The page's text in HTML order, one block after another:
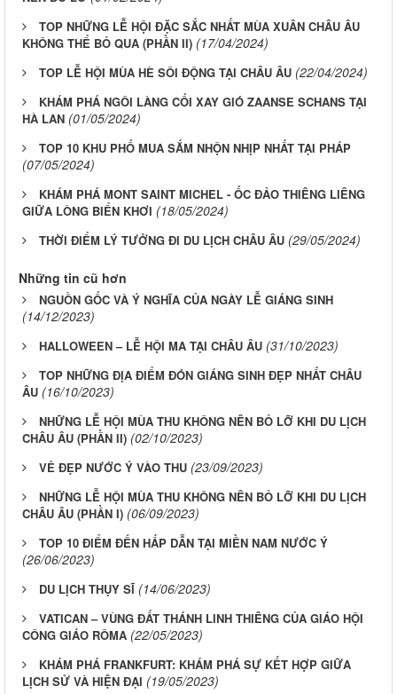
TOP NHỮNG LỄ HỘI ĐẶC SẮC NHẤT MÙA XUÂN CHÂU ÂU
KHÔNG THỂ BỎ QUA (PHẦN II) (17/04/2024)
TOP LỄ HỘI MÙA HÈ SÔI ĐỘNG TẠI CHÂU ÂU (22/04/2024)
KHÁM PHÁ NGÔI LÀNG CỐI XAY GIÓ ZAANSE SCHANS TẠI
HÀ LAN (01/05/2024)
TOP 10 KHU PHỐ MUA SẮM NHỘN NHỊP NHẤT TẠI PHÁP
(07/05/2024)
KHÁM PHÁ MONT SAINT MICHEL - ỐC ĐẢO THIÊNG LIÊNG
GIỮA LÒNG BIỂN KHƠI (18/05/2024)
THỜI ĐIỂM LÝ TƯỞNG ĐI DU LỊCH CHÂU ÂU (29/05/2024)
Những tin cũ hơn
NGUỒN GỐC VÀ Ý NGHĨA CỦA NGÀY LỄ GIÁNG SINH
(14/12/2023)
HALLOWEEN – LỄ HỘI MA TẠI CHÂU ÂU (31/10/2023)
TOP NHỮNG ĐỊA ĐIỂM ĐÓN GIÁNG SINH ĐẸP NHẤT CHÂU
ÂU (16/10/2023)
NHỮNG LỄ HỘI MÙA THU KHÔNG NÊN BỎ LỠ KHI DU LỊCH
CHÂU ÂU (PHẦN II) (02/10/2023)
VẺ ĐẸP NƯỚC Ý VÀO THU (23/09/2023)
NHỮNG LỄ HỘI MÙA THU KHÔNG NÊN BỎ LỠ KHI DU LỊCH
CHÂU ÂU (PHẦN I) (06/09/2023)
TOP 10 ĐIỂM ĐẾN HẤP DẪN TẠI MIỀN NAM NƯỚC Ý
(26/06/2023)
DU LỊCH THỤY SĨ (14/06/2023)
VATICAN – VÙNG ĐẤT THÁNH LINH THIÊNG CỦA GIÁO HỘI
CÔNG GIÁO RÔMA (22/05/2023)
KHÁM PHÁ FRANKFURT: KHÁM PHÁ SỰ KẾT HỢP GIỮA
LỊCH SỬ VÀ HIỆN ĐẠI (19/05/2023)